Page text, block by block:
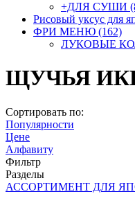
+ДЛЯ СУШИ
Рисовый уксус для
ФРИ МЕНЮ (162)
ЛУКОВЫЕ
ЩУЧЬЯ
Сортировать по:
Популярности
Цене
Алфавиту
Фильтр
Разделы
АССОРТИМЕНТ ДЛЯ